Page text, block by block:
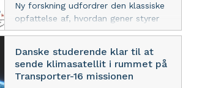
invasive planter og færre naturlige
træspirer.
Ny forskning udfordrer den klassiske
opfattelse af, hvordan gener styrer
hjernens funktion. Det er ikke kun de
afgørende – men også de RNA-
instruktioner, der bestemmer, hvor og
hvornår disse proteiner dannes.
Danske studerende klar til at
sende klimasatellit i rummet på
Transporter-16 missionen